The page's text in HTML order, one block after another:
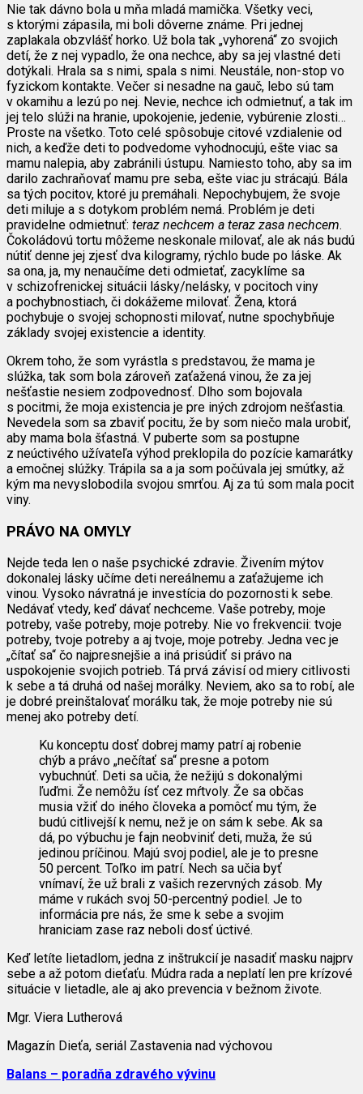
Nie tak dávno bola u mňa mladá mamička. Všetky veci,
s ktorými zápasila, mi boli dôverne známe. Pri jednej
zaplakala obzvlášť horko. Už bola tak „vyhorená“ zo svojich
detí, že z nej vypadlo, že ona nechce, aby sa jej vlastné deti
dotýkali. Hrala sa s nimi, spala s nimi. Neustále, non-stop vo
fyzickom kontakte. Večer si nesadne na gauč, lebo sú tam
v okamihu a lezú po nej. Nevie, nechce ich odmietnuť, a tak im
jej telo slúži na hranie, upokojenie, jedenie, vybúrenie zlosti…
Proste na všetko. Toto celé spôsobuje citové vzdialenie od
nich, a keďže deti to podvedome vyhodnocujú, ešte viac sa
mamu nalepia, aby zabránili ústupu. Namiesto toho, aby sa im
darilo zachraňovať mamu pre seba, ešte viac ju strácajú. Bála
sa tých pocitov, ktoré ju premáhali. Nepochybujem, že svoje
deti miluje a s dotykom problém nemá. Problém je deti
pravidelne odmietnuť: teraz nechcem a teraz zasa nechcem.
Čokoládovú tortu môžeme neskonale milovať, ale ak nás budú
nútiť denne jej zjesť dva kilogramy, rýchlo bude po láske. Ak
sa ona, ja, my nenaučíme deti odmietať, zacyklíme sa
v schizofrenickej situácii lásky/nelásky, v pocitoch viny
a pochybnostiach, či dokážeme milovať. Žena, ktorá
pochybuje o svojej schopnosti milovať, nutne spochybňuje
základy svojej existencie a identity.
Okrem toho, že som vyrástla s predstavou, že mama je
slúžka, tak som bola zároveň zaťažená vinou, že za jej
nešťastie nesiem zodpovednosť. Dlho som bojovala
s pocitmi, že moja existencia je pre iných zdrojom nešťastia.
Nevedela som sa zbaviť pocitu, že by som niečo mala urobiť,
aby mama bola šťastná. V puberte som sa postupne
z neúctivého užívateľa výhod preklopila do pozície kamarátky
a emočnej slúžky. Trápila sa a ja som počúvala jej smútky, až
kým ma nevyslobodila svojou smrťou. Aj za tú som mala pocit
viny.
PRÁVO NA OMYLY
Nejde teda len o naše psychické zdravie. Živením mýtov
dokonalej lásky učíme deti nereálnemu a zaťažujeme ich
vinou. Vysoko návratná je investícia do pozornosti k sebe.
Nedávať vtedy, keď dávať nechceme. Vaše potreby, moje
potreby, vaše potreby, moje potreby. Nie vo frekvencii: tvoje
potreby, tvoje potreby a aj tvoje, moje potreby. Jedna vec je
„čítať sa“ čo najpresnejšie a iná prisúdiť si právo na
uspokojenie svojich potrieb. Tá prvá závisí od miery citlivosti
k sebe a tá druhá od našej morálky. Neviem, ako sa to robí, ale
je dobré preinštalovať morálku tak, že moje potreby nie sú
menej ako potreby detí.
Ku konceptu dosť dobrej mamy patrí aj robenie
chýb a právo „nečítať sa“ presne a potom
vybuchnúť. Deti sa učia, že nežijú s dokonalými
ľuďmi. Že nemôžu ísť cez mŕtvoly. Že sa občas
musia vžiť do iného človeka a pomôcť mu tým, že
budú citlivejší k nemu, než je on sám k sebe. Ak sa
dá, po výbuchu je fajn neobviniť deti, muža, že sú
jedinou príčinou. Majú svoj podiel, ale je to presne
50 percent. Toľko im patrí. Nech sa učia byť
vnímaví, že už brali z vašich rezervných zásob. My
máme v rukách svoj 50-percentný podiel. Je to
informácia pre nás, že sme k sebe a svojim
hraniciam zase raz neboli dosť úctivé.
Keď letíte lietadlom, jedna z inštrukcií je nasadiť masku najprv
sebe a až potom dieťaťu. Múdra rada a neplatí len pre krízové
situácie v lietadle, ale aj ako prevencia v bežnom živote.
Mgr. Viera Lutherová
Magazín Dieťa, seriál Zastavenia nad výchovou
Balans – poradňa zdravého vývinu